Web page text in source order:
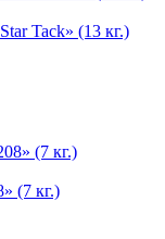
Tack» (13 кг.)
(7 кг.)